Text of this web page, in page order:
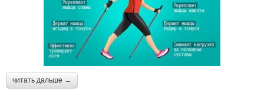
читать дальше →